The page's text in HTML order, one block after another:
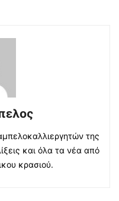
της
και όλα τα νέα από
κρασιού.